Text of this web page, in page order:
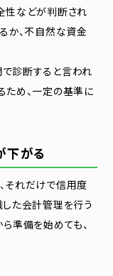
性などが判断され
か、不自然な資金
診断すると言われ
ため、一定の基準に
下がる
それだけで信用度
した会計管理を行う
準備を始めても、